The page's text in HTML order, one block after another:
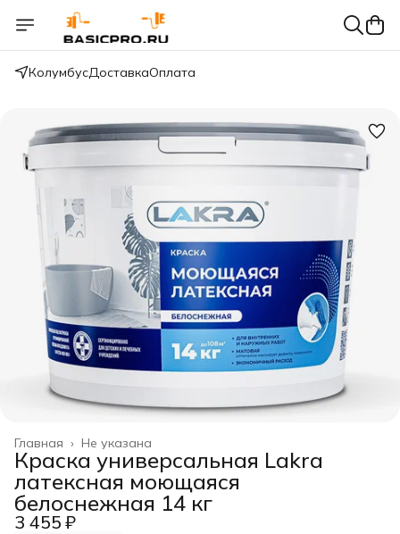
КолумбусДоставкаОплата
Не указана
Главная ›
Краска универсальная Lakra
латексная моющаяся
белоснежная 14 кг
3 455 ₽